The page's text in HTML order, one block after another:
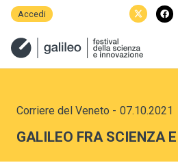
Accedi
Corriere del Veneto - 07.10.2021
GALILEO FRA SCIENZA